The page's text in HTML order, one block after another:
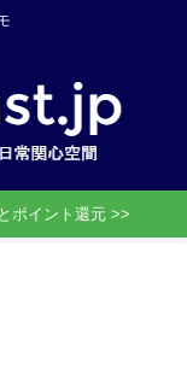
ポイント還元 >>